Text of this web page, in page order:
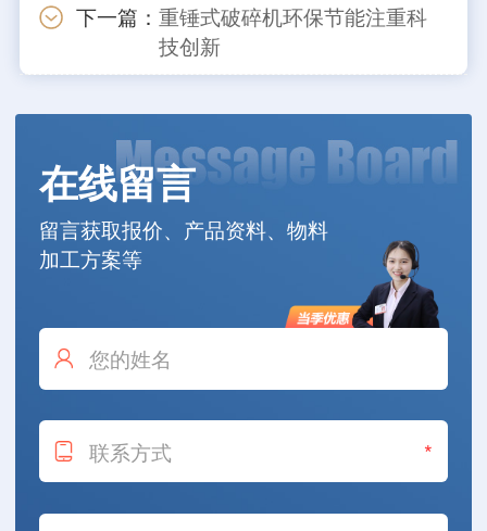
下一篇： 重锤式破碎机环保节能注重科
技创新
在线留言
留言获取报价、产品资料、物料
加工方案等
*